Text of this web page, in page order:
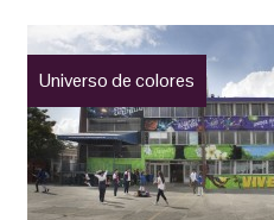
Universo de colores